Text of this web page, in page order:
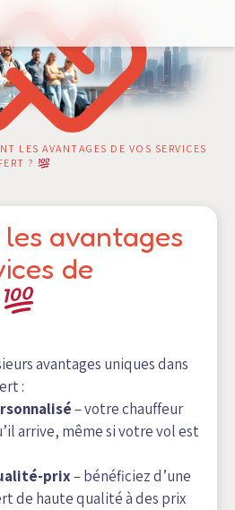
contenu
LES AVANTAGES DE VOS SERVICES
?
avantages
de
avantages uniques dans
:
– votre chauffeur
arrive, même si votre vol est
prix– bénéficiez d’une
de haute qualité à des prix